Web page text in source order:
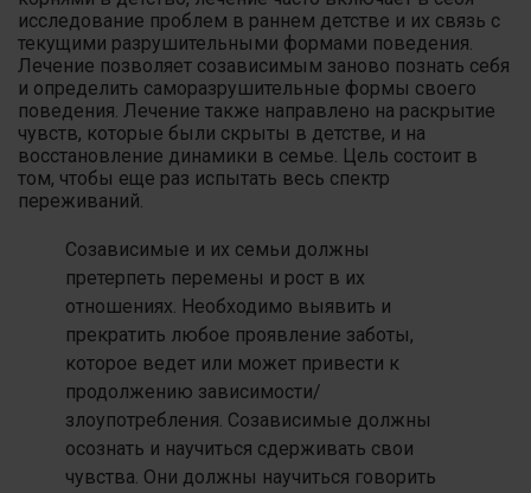
исследование проблем в раннем детстве и их связь с
текущими разрушительными формами поведения.
Лечение позволяет созависимым заново познать себя
и определить саморазрушительные формы своего
поведения. Лечение также направлено на раскрытие
чувств, которые были скрыты в детстве, и на
восстановление динамики в семье. Цель состоит в
том, чтобы еще раз испытать весь спектр
переживаний.
Созависимые и их семьи должны
претерпеть перемены и рост в их
отношениях. Необходимо выявить и
прекратить любое проявление заботы,
которое ведет или может привести к
продолжению зависимости/
злоупотребления. Созависимые должны
осознать и научиться сдерживать свои
чувства. Они должны научиться говорить